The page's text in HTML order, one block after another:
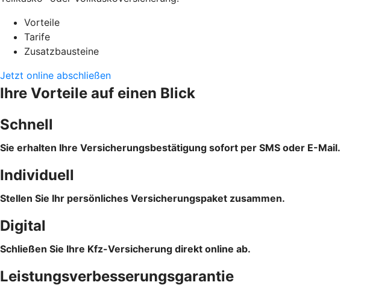
Vorteile
Tarife
Zusatzbausteine
Jetzt online abschließen
Ihre Vorteile auf einen Blick
Schnell
Sie erhalten Ihre Versicherungsbestätigung sofort per SMS oder E-Mail.
Individuell
Stellen Sie Ihr persönliches Versicherungspaket zusammen.
Digital
Schließen Sie Ihre Kfz-Versicherung direkt online ab.
Leistungsverbesserungsgarantie